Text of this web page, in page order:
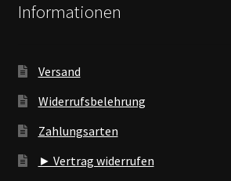
Informationen
Versand
Widerrufsbelehrung
Zahlungsarten
► Vertrag widerrufen